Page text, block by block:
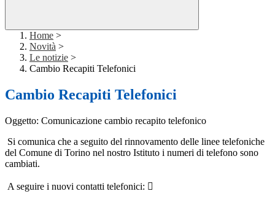
Home >
Novità >
Le notizie >
Cambio Recapiti Telefonici
Cambio Recapiti Telefonici
Oggetto: Comunicazione cambio recapito telefonico
Si comunica che a seguito del rinnovamento delle linee telefoniche
del Comune di Torino nel nostro Istituto i numeri di telefono sono
cambiati.
A seguire i nuovi contatti telefonici: 